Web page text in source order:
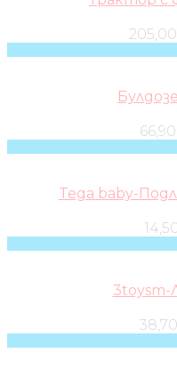
Tega baby-